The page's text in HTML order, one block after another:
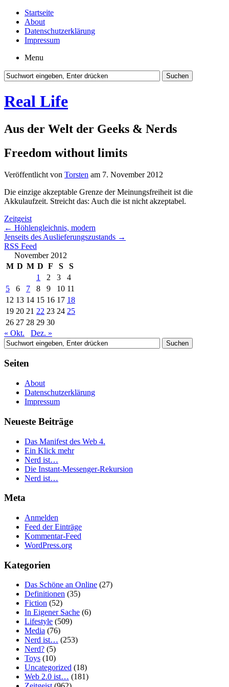
Startseite
About
Datenschutzerklärung
Impressum
Menu
Real Life
Aus der Welt der Geeks & Nerds
Freedom without limits
Veröffentlicht von Torsten am 7. November 2012
Die einzige akzeptable Grenze der Meinungsfreiheit ist die
Akkulaufzeit. Streicht das: Auch die ist nicht akzeptabel.
Zeitgeist
← Höhlengleichnis, modern
Jenseits des Auslieferungszustands →
RSS Feed
November 2012
M D M D F S
S
1
2 3
4
5
6 7 8 9 10 11
12 13 14 15 16 17 18
19 20 21 22 23 24 25
26 27 28 29 30
« Okt.
Dez. »
Seiten
About
Datenschutzerklärung
Impressum
Neueste Beiträge
Das Manifest des Web 4.
Ein Klick mehr
Nerd ist…
Die Instant-Messenger-Rekursion
Nerd ist…
Meta
Anmelden
Feed der Einträge
Kommentar-Feed
WordPress.org
Kategorien
Das Schöne an Online (27)
Definitionen (35)
Fiction (52)
In Eigener Sache (6)
Lifestyle (509)
Media (76)
Nerd ist… (253)
Nerd? (5)
Toys (10)
Uncategorized (18)
Web 2.0 ist… (181)